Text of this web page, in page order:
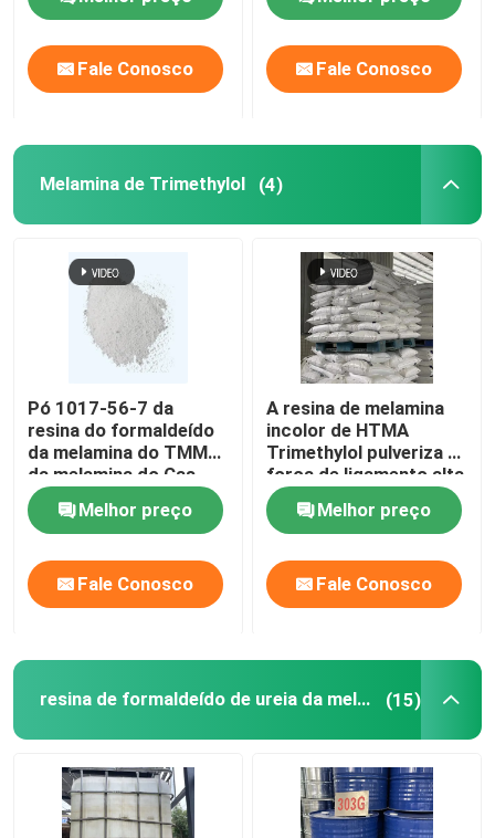
Fale Conosco Fale Conosco
Melamina de Trimethylol (4)
Pó 1017-56-7 da
resina do formaldeído
da melamina do TMM
da melamina do Cas
Trimethylol
Melhor preço
Fale Conosco
A resina de melamina
incolor de HTMA
Trimethylol pulveriza a
força de ligamento alta
Melhor preço
Fale Conosco
resina de formaldeído de ureia da melamina (15)